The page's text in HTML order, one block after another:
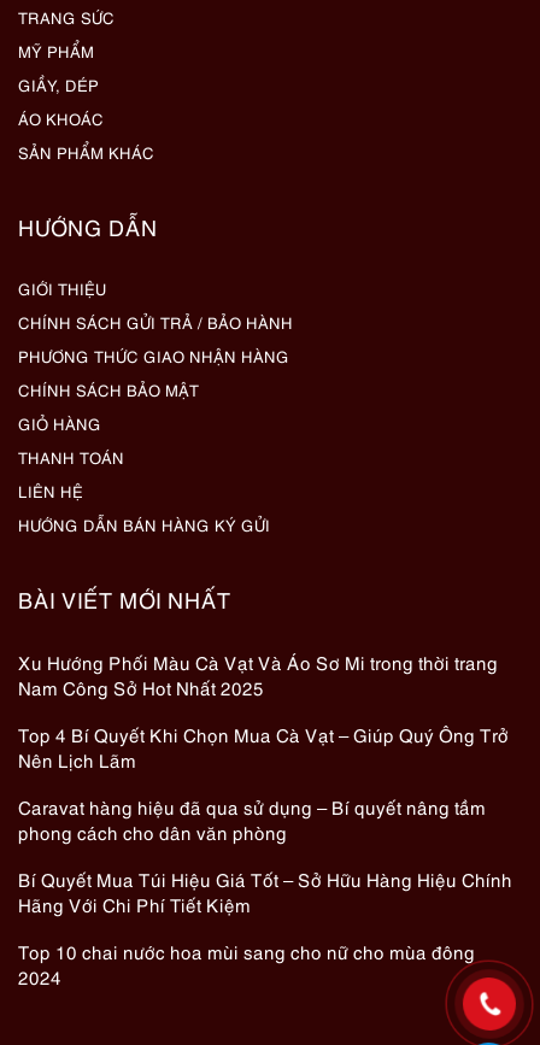
TRANG SỨC
MỸ PHẨM
GIẦY, DÉP
ÁO KHOÁC
SẢN PHẨM KHÁC
HƯỚNG DẪN
GIỚI THIỆU
CHÍNH SÁCH GỬI TRẢ / BẢO HÀNH
PHƯƠNG THỨC GIAO NHẬN HÀNG
CHÍNH SÁCH BẢO MẬT
GIỎ HÀNG
THANH TOÁN
LIÊN HỆ
HƯỚNG DẪN BÁN HÀNG KÝ GỬI
BÀI VIẾT MỚI NHẤT
Xu Hướng Phối Màu Cà Vạt Và Áo Sơ Mi trong thời trang
Nam Công Sở Hot Nhất 2025
Top 4 Bí Quyết Khi Chọn Mua Cà Vạt – Giúp Quý Ông Trở
Nên Lịch Lãm
Caravat hàng hiệu đã qua sử dụng – Bí quyết nâng tầm
phong cách cho dân văn phòng
Bí Quyết Mua Túi Hiệu Giá Tốt – Sở Hữu Hàng Hiệu Chính
Hãng Với Chi Phí Tiết Kiệm
Top 10 chai nước hoa mùi sang cho nữ cho mùa đông
2024